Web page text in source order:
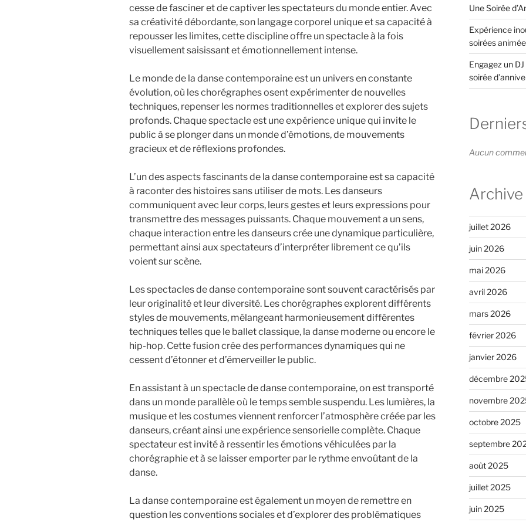
cesse de fasciner et de captiver les spectateurs du monde entier. Avec
sa créativité débordante, son langage corporel unique et sa capacité à
repousser les limites, cette discipline offre un spectacle à la fois
visuellement saisissant et émotionnellement intense.
Le monde de la danse contemporaine est un univers en constante
évolution, où les chorégraphes osent expérimenter de nouvelles
techniques, repenser les normes traditionnelles et explorer des sujets
profonds. Chaque spectacle est une expérience unique qui invite le
public à se plonger dans un monde d’émotions, de mouvements
gracieux et de réflexions profondes.
L’un des aspects fascinants de la danse contemporaine est sa capacité
à raconter des histoires sans utiliser de mots. Les danseurs
communiquent avec leur corps, leurs gestes et leurs expressions pour
transmettre des messages puissants. Chaque mouvement a un sens,
chaque interaction entre les danseurs crée une dynamique particulière,
permettant ainsi aux spectateurs d’interpréter librement ce qu’ils
voient sur scène.
Les spectacles de danse contemporaine sont souvent caractérisés par
leur originalité et leur diversité. Les chorégraphes explorent différents
styles de mouvements, mélangeant harmonieusement différentes
techniques telles que le ballet classique, la danse moderne ou encore le
hip-hop. Cette fusion crée des performances dynamiques qui ne
cessent d’étonner et d’émerveiller le public.
En assistant à un spectacle de danse contemporaine, on est transporté
dans un monde parallèle où le temps semble suspendu. Les lumières, la
musique et les costumes viennent renforcer l’atmosphère créée par les
danseurs, créant ainsi une expérience sensorielle complète. Chaque
spectateur est invité à ressentir les émotions véhiculées par la
chorégraphie et à se laisser emporter par le rythme envoûtant de la
danse.
La danse contemporaine est également un moyen de remettre en
question les conventions sociales et d’explorer des problématiques
Une Soirée
Expérience
soirées
Engagez un
soirée
Aucun
Archive
juillet 2026
juin 2026
mai 2026
avril 2026
mars 2026
février 2026
janvier 2026
décembre
novembre
octobre 2025
septembre
août 2025
juillet 2025
juin 2025